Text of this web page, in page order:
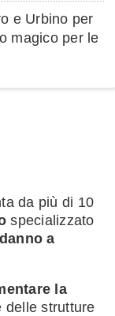
e Urbino per
magico per le
da più di 10
specializzato
a
la
delle strutture